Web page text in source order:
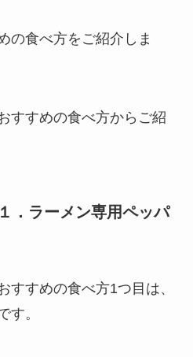
の食べ方をご紹介しま
すすめの食べ方からご紹
．ラーメン専用ペッパ
すすめの食べ方1つ目は、
す。